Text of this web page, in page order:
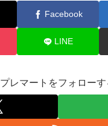
Facebook
LINE
プレマートをフォローす